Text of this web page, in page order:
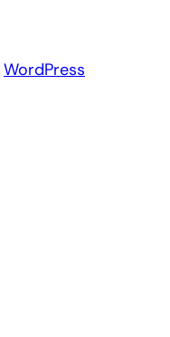
WordPress